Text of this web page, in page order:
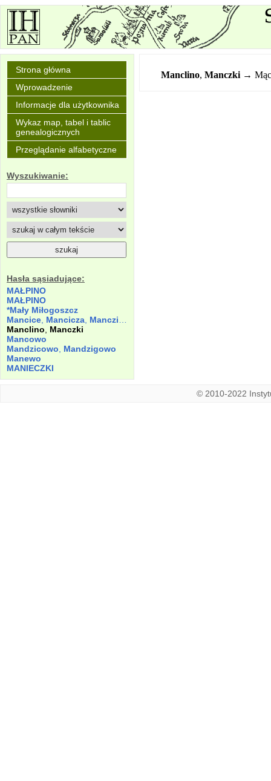
Strona główna
Wprowadzenie
Informacje dla użytkownika
Wykaz map, tabel i tablic
genealogicznych
Przeglądanie alfabetyczne
Wyszukiwanie:
Hasła sąsiadujące:
MAŁPINO
MAŁPINO
*Mały Miłogoszcz
Mancice Mancicza Manczice
Manclino
Manczki
Mancowo
Mandzicowo
Mandzigowo
Manewo
MANIECZKI
Manclino,Manczki →
© 2010-2022